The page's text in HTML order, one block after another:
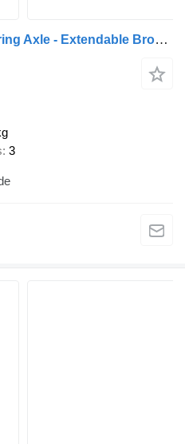
Broshuis 33H5 S - 3x Steering Axle - Extendable Broshuis 33H5 S Extendabl
3